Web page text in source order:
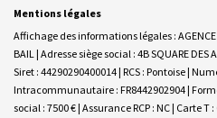
Mentions légales
Affichage des informations légales : AGENCE
BAIL | Adresse siège social : 4B SQUARE DES
Siret : 44290290400014 | RCS : Pontoise |
Intracommunautaire : FR8442902904 |
social : 7500 € | Assurance RCP : NC | Carte T :